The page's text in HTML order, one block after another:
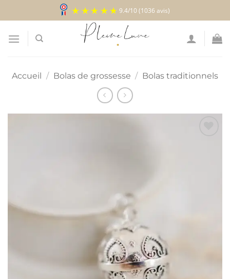
au
contenu
9.4/10(1036 avis)
Accueil / Bolas de grossesse / Bolas traditionnels